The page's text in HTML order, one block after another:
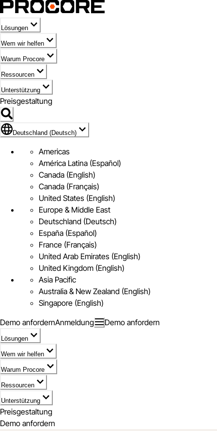
Lösungen
Wem wir helfen
Warum Procore
Ressourcen
Unterstützung
Preisgestaltung
Markieren des Symbols für Deutschland (Deutsch)
Deutschland (Deutsch)
Americas
América Latina (Español)
Canada (English)
Canada (Français)
United States (English)
Europe & Middle East
Deutschland (Deutsch)
España (Español)
France (Français)
United Arab Emirates (English)
United Kingdom (English)
Asia Pacific
Australia & New Zealand (English)
Singapore (English)
Demo anfordernAnmeldung Demo anfordern
Lösungen
Wem wir helfen
Warum Procore
Ressourcen
Unterstützung
Preisgestaltung
Demo anfordern